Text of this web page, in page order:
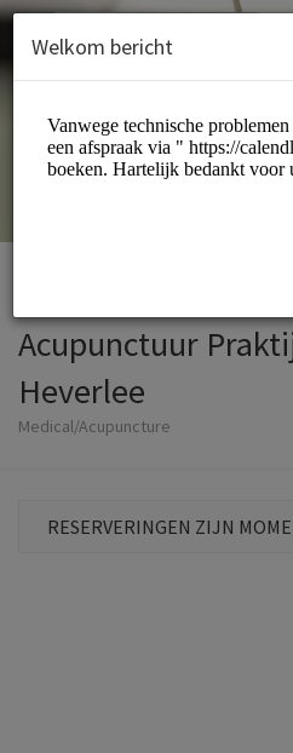
Acupunctuur
Heverlee
Medical/Acupuncture
RESERVERINGEN ZIJN
Welkom bericht